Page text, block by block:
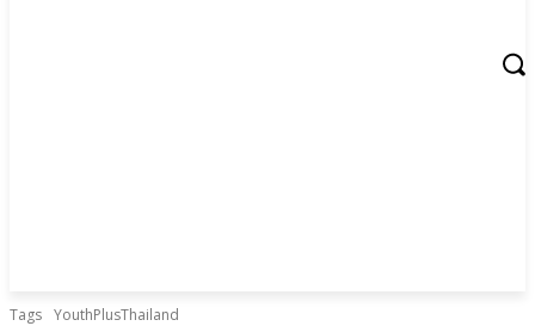
Tags YouthPlusThailand